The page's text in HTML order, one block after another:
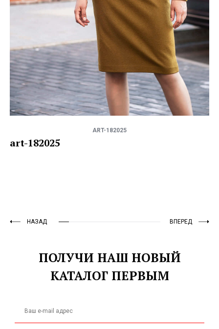
ART-182025
art-182025
НАЗАД ВПЕРЕД
ПОЛУЧИ НАШ НОВЫЙ
КАТАЛОГ ПЕРВЫМ